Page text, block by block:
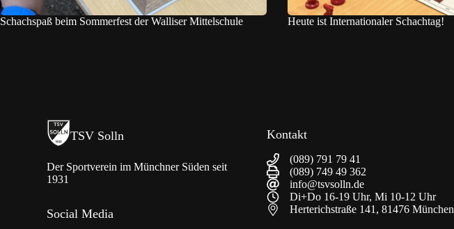
Schachspaß beim Sommerfest der Walliser Mittelschule Heute ist Internationaler Schachtag!
TSV Solln
Der Sportverein im Münchner Süden seit
1931
Social Media
Kontakt
(089) 791 79 41
(089) 749 49 362
info@tsvsolln.de
Di+Do 16-19 Uhr, Mi 10-12 Uhr
Herterichstraße 141, 81476 München